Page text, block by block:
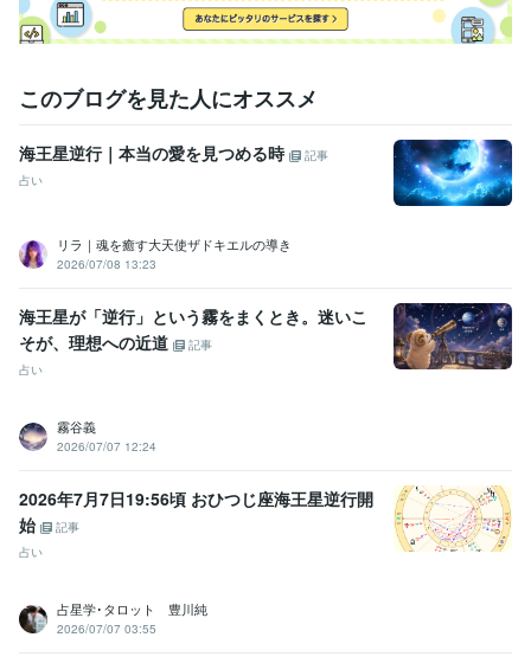
お待たせすることもあるかと存じますが、
その分、心を込めて準備をさせていただきます。
あなたにお会いできることをお待ちしております。
このブログを見た人にオススメ
海王星逆行｜本当の愛を見つめる時
記事
占い
リラ｜魂を癒す大天使ザドキエルの導き
2026/07/08 13:23
海王星が「逆行」という霧をまくとき。迷いこ
そが、理想への近道
記事
占い
霧谷義
2026/07/07 12:24
2026年7月7日19:56頃 おひつじ座海王星逆行開
始
記事
占い
占星学･タロット 豊川純
2026/07/07 03:55